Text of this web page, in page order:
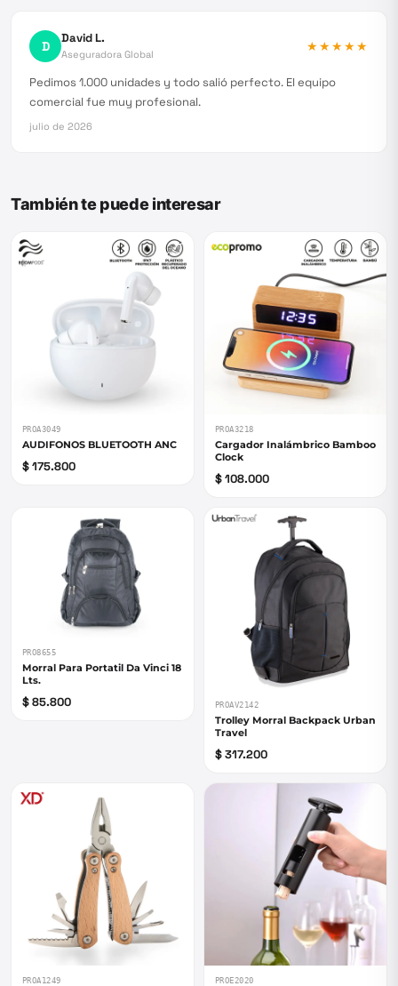
D David L.
Aseguradora Global
★★★★★
Pedimos 1.000 unidades y todo salió perfecto. El equipo
comercial fue muy profesional.
julio de 2026
También te puede interesar
PROA3049
AUDIFONOS BLUETOOTH ANC
$ 175.800
PROA3218
Cargador Inalámbrico Bamboo
Clock
$ 108.000
PRO8655
Morral Para Portatil Da Vinci 18
Lts.
$ 85.800 PROAV2142
Trolley Morral Backpack Urban
Travel
$ 317.200
PROA1249 PROE2020